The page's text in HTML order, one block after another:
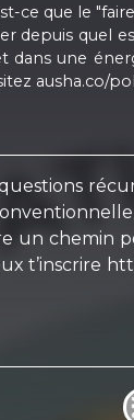
ce que le
quel
une
ausha.co/
chemin
t’inscrire